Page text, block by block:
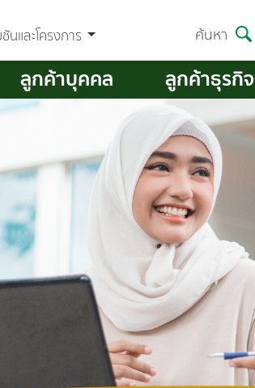
ชันและโครงการ ค้นหา
ลูกค้าบุคคล ลูกค้าธุรกิจ